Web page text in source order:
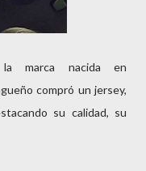
la marca nacida en
compró un jersey,
su calidad, su